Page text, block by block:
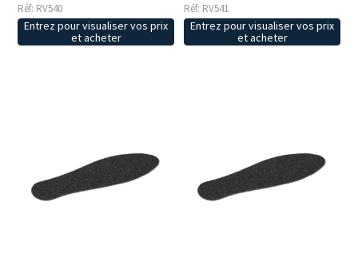
Réf: RV540
Entrez pour visualiser vos prix
et acheter
Réf: RV541
Entrez pour visualiser vos prix
et acheter